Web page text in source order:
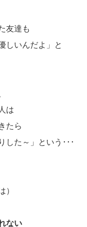
友達も
しいんだよ」と
は
たら
した～」という･･･
）
ない